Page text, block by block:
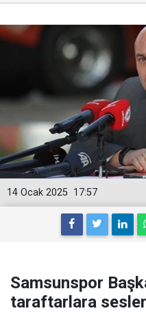
17:57
14 Ocak 2025
Samsunspor
taraftarlara